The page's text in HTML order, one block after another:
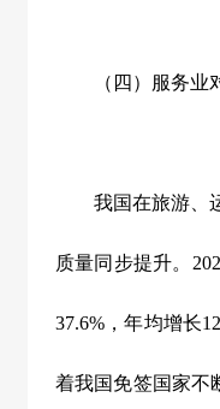
（四）服务业对
我国在旅游、运
质量同步提升。
37.6% ，年均增长
着我国免签国家不